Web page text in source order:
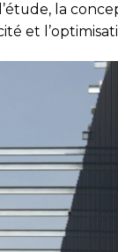
la
et